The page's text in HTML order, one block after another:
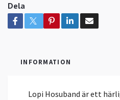
Dela
INFORMATION
Lopi Hosuband är ett